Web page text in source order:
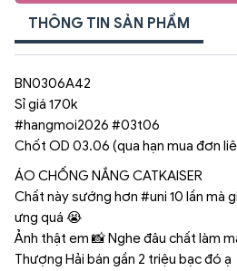
THÔNG TIN SẢN PHẨM
BN0306A42
Sỉ giá 170k
#hangmoi2026 #03t06
Chốt OD 03.06 (qua hạn mua đơn
ÁO CHỐNG NẮNG CATKAISER
Chất này sướng hơn #uni 10 lần mà
ưng quá 😭
Ảnh thật em 📸 Nghe đâu chất làm
Thượng Hải bán gần 2 triệu bạc đó ạ